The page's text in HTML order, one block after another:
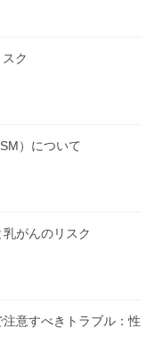
ク
）について
がんのリスク
意すべきトラブル：性